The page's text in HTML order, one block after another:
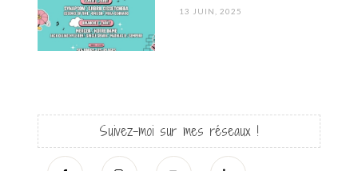
POSTED
13 JUIN, 2025
Suivez-moi sur mes réseaux !